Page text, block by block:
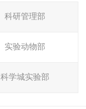
科研管理部
实验动物部
科学城实验部